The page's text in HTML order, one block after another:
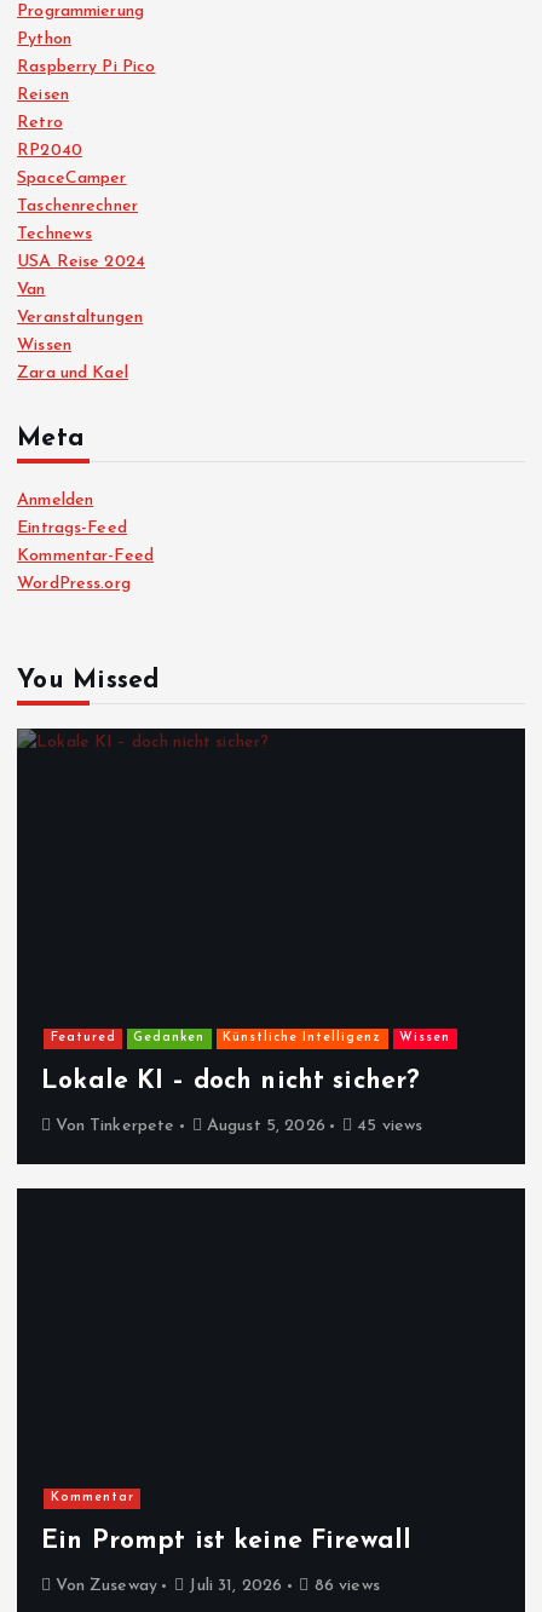
Programmierung
Python
Raspberry Pi Pico
Reisen
Retro
RP2040
SpaceCamper
Taschenrechner
Technews
USA Reise 2024
Van
Veranstaltungen
Wissen
Zara und Kael
Meta
Anmelden
Eintrags-Feed
Kommentar-Feed
WordPress.org
You Missed
Featured Gedanken Künstliche Intelligenz Wissen
Lokale KI – doch nicht sicher?
Von Tinkerpete August 5, 2026 45 views
Kommentar
Ein Prompt ist keine Firewall
Von Zuseway Juli 31, 2026 86 views